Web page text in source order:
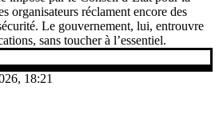
organisateurs réclament encore des
Le gouvernement, lui, entrouvre
sans toucher à l’essentiel.
18:21